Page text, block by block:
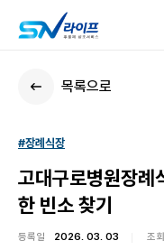
목록으로
#장례식장
고대구로병원장례
한 빈소 찾기
등록일 2026. 03. 03 조